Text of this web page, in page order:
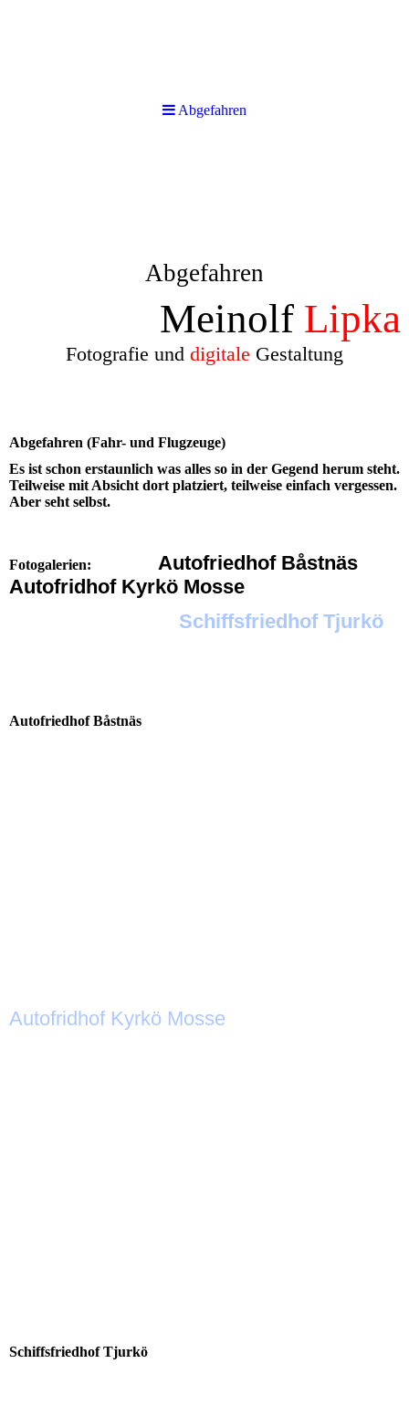
Abgefahren
Meinolf Lipka
Fotografie und digitale Gestaltung
Abgefahren (Fahr- und Flugzeuge)
Es ist schon erstaunlich was alles so in der Gegend herum steht.
Teilweise mit Absicht dort platziert, teilweise einfach vergessen.
Aber seht selbst.
Fotogalerien:
Autofriedhof Båstnäs
Autofridhof Kyrkö Mosse
Schiffsfriedhof Tjurkö
Autofriedhof Båstnäs
Autofridhof Kyrkö Mosse
Schiffsfriedhof Tjurkö
Abgefahren